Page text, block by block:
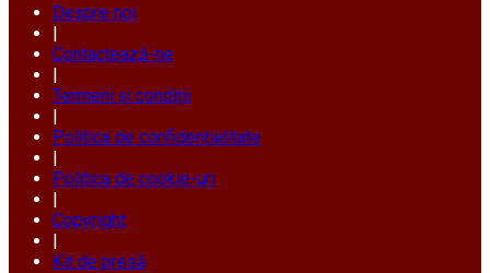
Despre noi
|
Contactează-ne
|
Termeni și condiții
|
Politica de confidențialitate
|
Politica de cookie-uri
|
Copyright
|
Kit de presă